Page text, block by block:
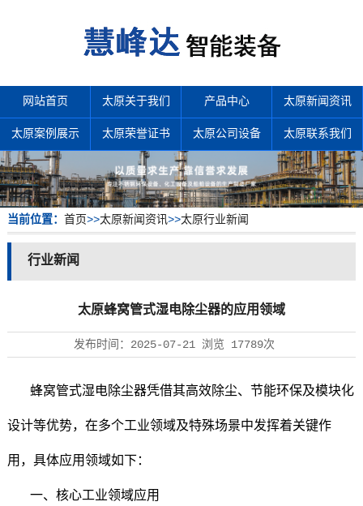
网站首页 太原关于我们 产品中心 太原新闻资讯
太原案例展示 太原荣誉证书 太原公司设备 太原联系我们
当前位置： 首页>>太原新闻资讯>>太原行业新闻
行业新闻
太原蜂窝管式湿电除尘器的应用领域
发布时间： 2025-07-21浏览 17789次
蜂窝管式湿电除尘器凭借其高效除尘、节能环保及模块化
设计等优势，在多个工业领域及特殊场景中发挥着关键作
用，具体应用领域如下：
一、核心工业领域应用